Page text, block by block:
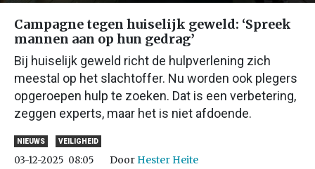
Campagne tegen huiselijk geweld: ‘Spreek
mannen aan op hun gedrag’
Bij huiselijk geweld richt de hulpverlening zich
meestal op het slachtoffer. Nu worden ook plegers
opgeroepen hulp te zoeken. Dat is een verbetering,
zeggen experts, maar het is niet afdoende.
NIEUWS VEILIGHEID
03-12-2025 08:05 Door Hester Heite